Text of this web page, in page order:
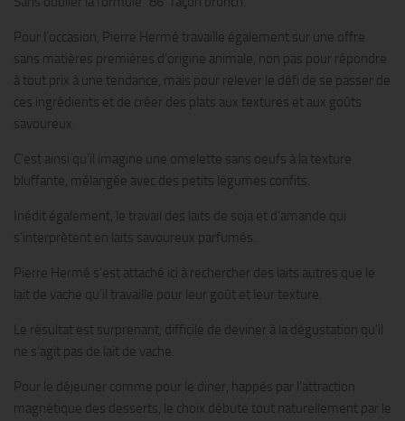
Pour l’occasion, Pierre Hermé travaille également sur une offre
sans matières premières d’origine animale, non pas pour répondre
à tout prix à une tendance, mais pour relever le défi de se passer de
ces ingrédients et de créer des plats aux textures et aux goûts
savoureux.
C’est ainsi qu’il imagine une omelette sans oeufs à la texture
bluffante, mélangée avec des petits légumes confits.
Inédit également, le travail des laits de soja et d’amande qui
s’interprètent en laits savoureux parfumés.
Pierre Hermé s’est attaché ici à rechercher des laits autres que le
lait de vache qu’il travaille pour leur goût et leur texture.
Le résultat est surprenant, difficile de deviner à la dégustation qu’il
ne s’agit pas de lait de vache.
Pour le déjeuner comme pour le diner, happés par l’attraction
magnétique des desserts, le choix débute tout naturellement par le